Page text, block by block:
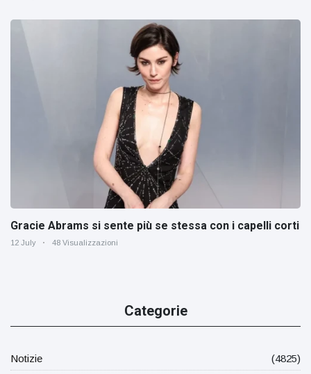
Gracie Abrams si sente più se stessa con i capelli corti
12 July 48 Visualizzazioni
Categorie
Notizie
(4825)